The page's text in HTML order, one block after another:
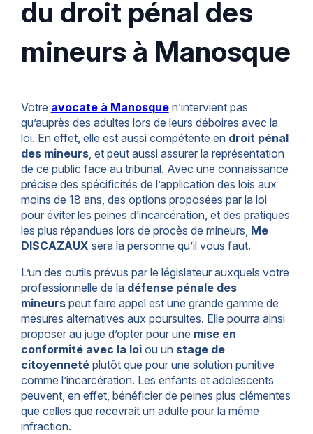
du droit pénal des
mineurs à Manosque
Votre avocate à Manosquen’intervient pas
qu’auprès des adultes lors de leurs déboires avec la
loi. En effet, elle est aussi compétente en droit pénal
des mineurs, et peut aussi assurer la représentation
de ce public face au tribunal. Avec une connaissance
précise des spécificités de l’application des lois aux
moins de 18 ans, des options proposées par la loi
pour éviter les peines d’incarcération, et des pratiques
les plus répandues lors de procès de mineurs, Me
DISCAZAUX sera la personne qu’il vous faut.
L’un des outils prévus par le législateur auxquels votre
professionnelle de la défense pénale des
mineurspeut faire appel est une grande gamme de
mesures alternatives aux poursuites. Elle pourra ainsi
proposer au juge d’opter pour une mise en
conformité avec la loi ou un stage de
citoyennetéplutôt que pour une solution punitive
comme l’incarcération. Les enfants et adolescents
peuvent, en effet, bénéficier de peines plus clémentes
que celles que recevrait un adulte pour la même
infraction.